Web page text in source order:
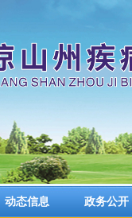
动态信息 政务公开